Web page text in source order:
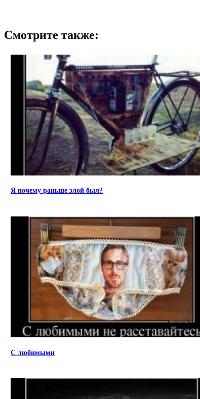
Смотрите также:
Я почему раньше злой был?
С любимыми